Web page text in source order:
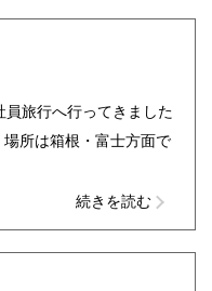
旅行へ行ってきました
所は箱根・富士方面で
続きを読む